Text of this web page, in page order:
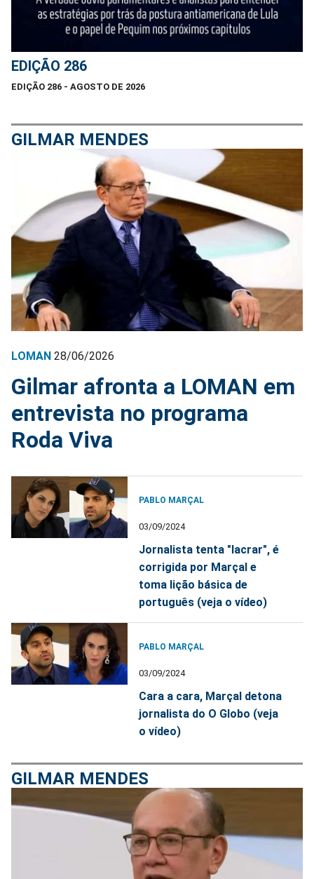
EDIÇÃO 286
EDIÇÃO 286 - AGOSTO DE 2026
GILMAR MENDES
LOMAN 28/06/2026
Gilmar afronta a LOMAN em
entrevista no programa
Roda Viva
PABLO MARÇAL
03/09/2024
Jornalista tenta "lacrar", é
corrigida por Marçal e
toma lição básica de
português (veja o vídeo)
PABLO MARÇAL
03/09/2024
Cara a cara, Marçal detona
jornalista do O Globo (veja
o vídeo)
GILMAR MENDES